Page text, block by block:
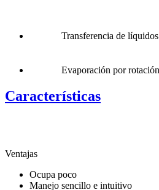
Transferencia de líquidos
Evaporación por rotación
Características
Ventajas
Ocupa poco
Manejo sencillo e intuitivo